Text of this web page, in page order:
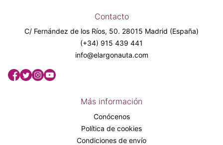
Contacto
C/ Fernández de los Ríos, 50. 28015 Madrid (España)
(+34) 915 439 441
info@elargonauta.com
Más información
Conócenos
Política de cookies
Condiciones de envío